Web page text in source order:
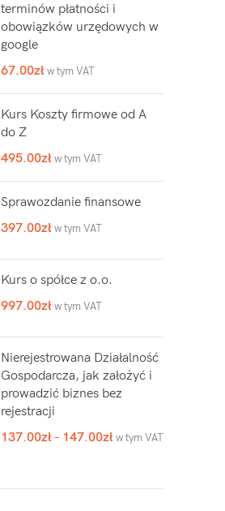
terminów płatności i
obowiązków urzędowych w
google
67.00zł w tym VAT
Kurs Koszty firmowe od A
do Z
495.00zł w tym VAT
Sprawozdanie finansowe
397.00zł w tym VAT
Kurs o spółce z o.o.
997.00zł w tym VAT
Nierejestrowana Działalność
Gospodarcza, jak założyć i
prowadzić biznes bez
rejestracji
137.00zł – 147.00zł w tym VAT